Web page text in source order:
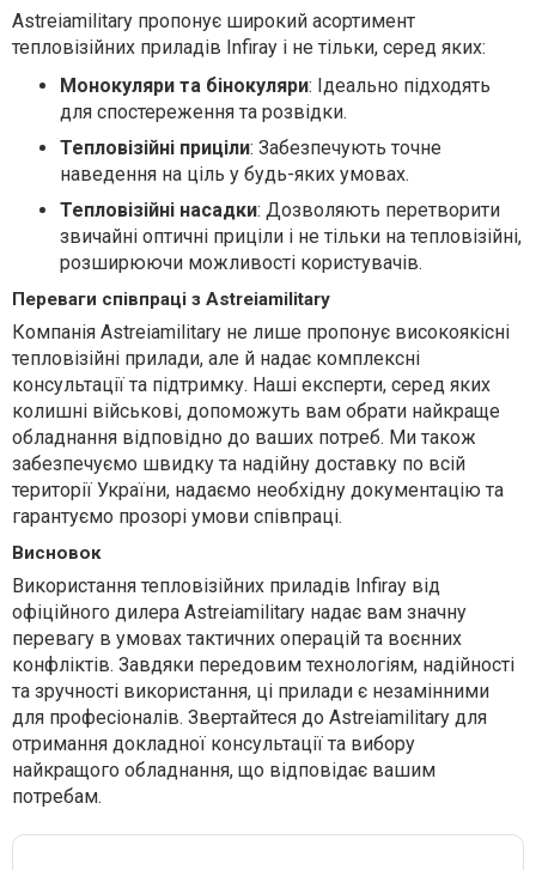
Astreiamilitary пропонує широкий асортимент
тепловізійних приладів Infiray і не тільки, серед яких:
Монокуляри та бінокуляри: Ідеально підходять
для спостереження та розвідки.
Тепловізійні приціли: Забезпечують точне
наведення на ціль у будь-яких умовах.
Тепловізійні насадки: Дозволяють перетворити
звичайні оптичні приціли і не тільки на тепловізійні,
розширюючи можливості користувачів.
Переваги співпраці з Astreiamilitary
Компанія Astreiamilitary не лише пропонує високоякісні
тепловізійні прилади, але й надає комплексні
консультації та підтримку. Наші експерти, серед яких
колишні військові, допоможуть вам обрати найкраще
обладнання відповідно до ваших потреб. Ми також
забезпечуємо швидку та надійну доставку по всій
території України, надаємо необхідну документацію та
гарантуємо прозорі умови співпраці.
Висновок
Використання тепловізійних приладів Infiray від
офіційного дилера Astreiamilitary надає вам значну
перевагу в умовах тактичних операцій та воєнних
конфліктів. Завдяки передовим технологіям, надійності
та зручності використання, ці прилади є незамінними
для професіоналів. Звертайтеся до Astreiamilitary для
отримання докладної консультації та вибору
найкращого обладнання, що відповідає вашим
потребам.